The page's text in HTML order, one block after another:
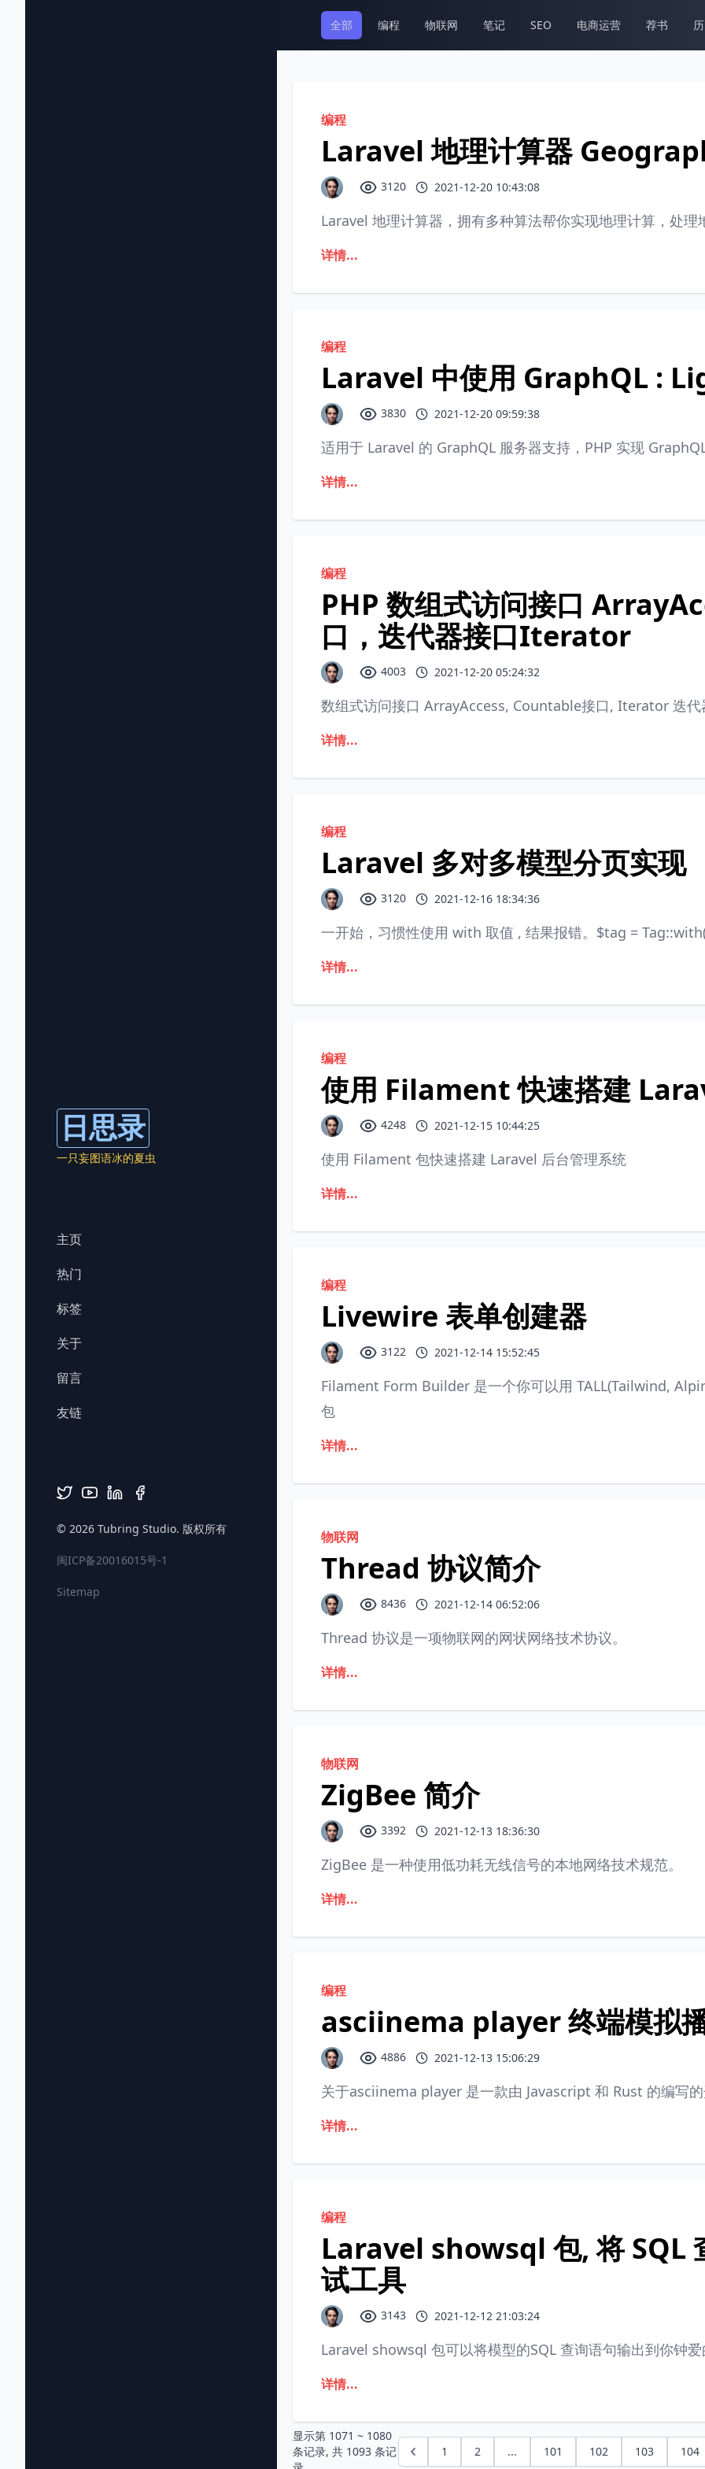
日思录
一只妄图语冰的夏虫
主页
热门
标签
关于
留言
友链
© 2026 Tubring Studio. 版权所有
闽ICP备20016015号-1
Sitemap
全部 编程 物联网 笔记 SEO 电商运营 荐书
编程
Laravel 地理计算器
3120 2021-12-20 10:43:08
Laravel 地理计算器，拥有多种算法帮你实现地理计算，处
详情...
编程
Laravel 中使用 GraphQL :
3830 2021-12-20 09:59:38
适用于 Laravel 的 GraphQL 服务器支持，PHP 实现
详情...
编程
PHP 数组式访问接口
口，迭代器接口Iterator
4003 2021-12-20 05:24:32
数组式访问接口 ArrayAccess, Countable接口, Iterator 迭代
详情...
编程
Laravel 多对多模型分页实现
3120 2021-12-16 18:34:36
一开始，习惯性使用 with 取值 , 结果报错。$tag =
详情...
编程
使用 Filament 快速搭建
4248 2021-12-15 10:44:25
使用 Filament 包快速搭建 Laravel 后台管理系统
详情...
编程
Livewire 表单创建器
3122 2021-12-14 15:52:45
Filament Form Builder 是一个你可以用 TALL(Tailwind,
包
详情...
物联网
Thread 协议简介
8436 2021-12-14 06:52:06
Thread 协议是一项物联网的网状网络技术协议。
详情...
物联网
ZigBee 简介
3392 2021-12-13 18:36:30
ZigBee 是一种使用低功耗无线信号的本地网络技术规范。
详情...
编程
asciinema player 终端模拟
4886 2021-12-13 15:06:29
关于asciinema player 是一款由 Javascript 和 Rust 的编写
详情...
编程
Laravel showsql 包, 将 SQL
试工具
3143 2021-12-12 21:03:24
Laravel showsql 包可以将模型的SQL 查询语句输出到你钟
详情...
显示第 1071 ~ 1080
条记录, 共 1093条记
1 2 ... 101 102 103 104